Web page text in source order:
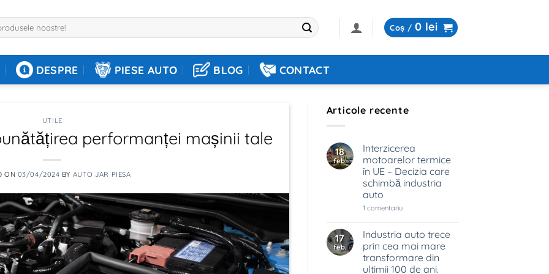
Coș / 0 lei
DESPRE PIESE AUTO BLOG CONTACT
UTILE
performanței mașinii tale
ON 03/04/2024 BY AUTO JAR PIESA
Articole recente
18
feb.
Interzicerea
motoarelor termice
în UE – Decizia care
schimbă industria
auto
1 comentariula
termice
în
UE
–
Decizia
care
17
feb.
Industria auto trece
prin cea mai mare
transformare din
ultimii 100 de ani.